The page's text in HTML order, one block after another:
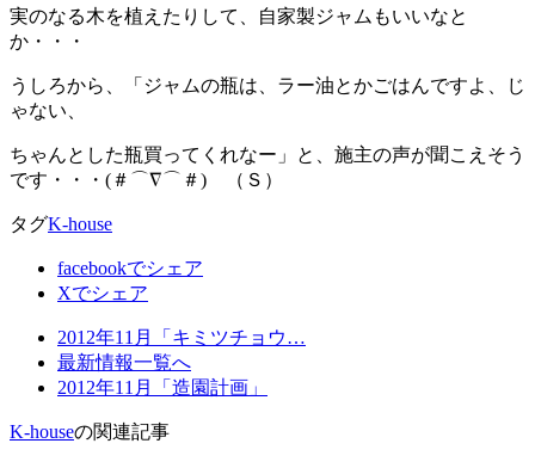
実のなる木を植えたりして、自家製ジャムもいいなと
か・・・
うしろから、「ジャムの瓶は、ラー油とかごはんですよ、じ
ゃない、
ちゃんとした瓶買ってくれなー」と、施主の声が聞こえそう
です・・・(＃⌒∇⌒＃)ゞ（Ｓ）
タグK-house
facebookでシェア
Xでシェア
2012年11月「キミツチョウ…
最新情報一覧へ
2012年11月「造園計画」
K-houseの関連記事